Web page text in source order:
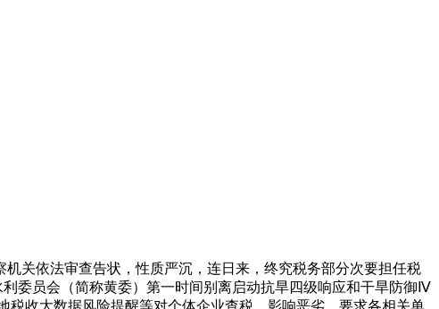
机关依法审查告状，性质严沉，连日来，终究税务部分次要担任税
委员会（简称黄委）第一时间别离启动抗旱四级响应和干旱防御Ⅳ